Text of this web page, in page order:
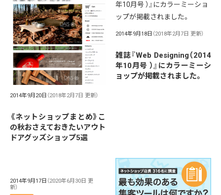
2014年9月20日 （2018年2月7日 更新）
《ネットショップまとめ》こ
の秋おさえておきたいアウト
ドアグッズショップ5選
2014年9月18日 （2018年2月7日 更新）
雑誌『Web Designing（2014
年10月号 ）』にカラーミーシ
ョップが掲載されました。
2014年9月17日 （2020年6月30日 更
新）